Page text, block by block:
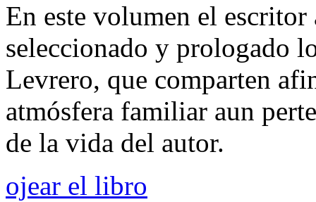
En este volumen el
seleccionado y prologado
Levrero, que comparten
atmósfera familiar aun
de la vida del autor.
ojear el libro